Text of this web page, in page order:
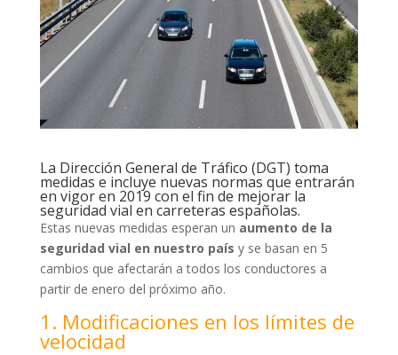
La Dirección General de Tráfico (DGT) toma
medidas e incluye nuevas normas que entrarán
en vigor en 2019 con el fin de mejorar la
seguridad vial en carreteras españolas.
Estas nuevas medidas esperan un aumento de la
seguridad vial en nuestro país y se basan en 5
cambios que afectarán a todos los conductores a
partir de enero del próximo año.
1. Modificaciones en los límites de
velocidad